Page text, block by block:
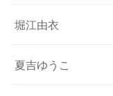
堀江由衣
夏吉ゆうこ